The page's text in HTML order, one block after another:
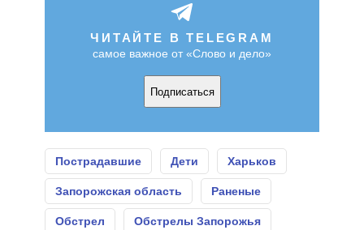
ЧИТАЙТЕ В TELEGRAM
самое важное от «Слово и дело»
Подписаться
Пострадавшие Дети Харьков
Запорожская область Раненые
Обстрел Обстрелы Запорожья